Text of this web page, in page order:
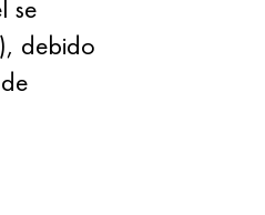
se
debido